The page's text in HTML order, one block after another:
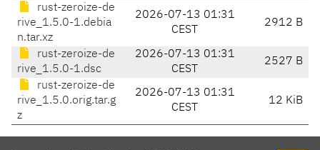
rust-zeroize-de
rive_1.5.0-1.debia
n.tar.xz
2026-07-13 01:31
CEST
2912 B
rust-zeroize-de
rive_1.5.0-1.dsc
2026-07-13 01:31
CEST
2527 B
rust-zeroize-de
rive_1.5.0.orig.tar.g
z
2026-07-13 01:31
CEST
12 KiB